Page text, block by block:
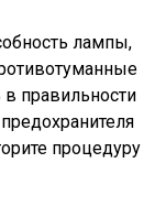
лампы,
правильности
процедуру